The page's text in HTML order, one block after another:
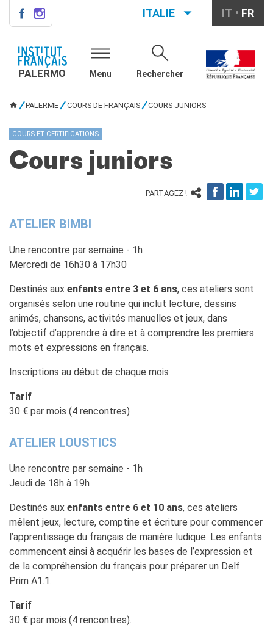
QUI SOMMES-NOUS ?
Notre équipe
Cours de français général
Cours à la carte
Atelier
Cours de préparation DELF-
Cours pour écoles
DELF-DALF
Autres tests
MÉDIATHÈQUE
Culturethèque
PARCOURS EN FRANÇAIS
Activités pour la classe
Certifications
Mobilité
UNIVERSITÉ
Étudier en France
Soggiorni linguistici in
KULTUR ENSEMBLE
PALERME
Atelier Panormos - La
Bottega
Appels à candidatures
Zisa
ITALIE IT FR
PALERMO Menu Rechercher
PALERME COURS DE FRANÇAIS COURS JUNIORS
COURS ET CERTIFICATIONS
Cours juniors
PARTAGEZ !
ATELIER BIMBI
Une rencontre par semaine - 1h
Mercredi de 16h30 à 17h30
Destinés aux enfants entre 3 et 6 ans, ces ateliers sont
organisés selon une routine qui inclut lecture, dessins
animés, chansons, activités manuelles et jeux, dans
l’objectif d’apprendre à dire et à comprendre les premiers
mots et expressions en français.
Inscriptions au début de chaque mois
Tarif
30 € par mois (4 rencontres)
ATELIER LOUSTICS
Une rencontre par semaine - 1h
Jeudi de 18h à 19h
Destinés aux enfants entre 6 et 10 ans, ces ateliers
mêlent jeux, lecture, comptine et écriture pour commencer
l’apprentissage du français de manière ludique. Les enfants
commencent ainsi à acquérir les bases de l’expression et
de la compréhension du français pour préparer un Delf
Prim A1.1.
Tarif
30 € par mois (4 rencontres).